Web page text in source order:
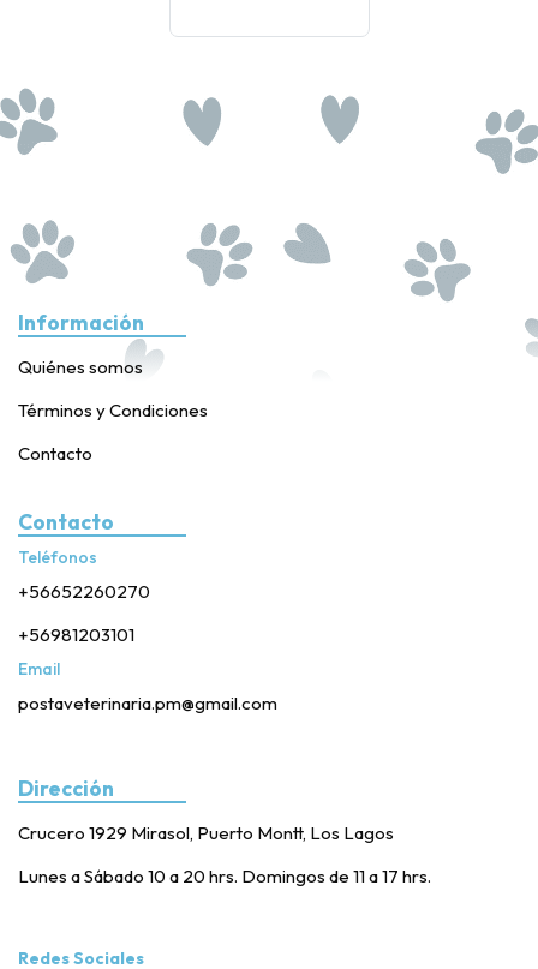
Información
Quiénes somos
Términos y Condiciones
Contacto
Contacto
Teléfonos
+56652260270
+56981203101
Email
postaveterinaria.pm@gmail.com
Dirección
Crucero 1929 Mirasol, Puerto Montt, Los Lagos
Lunes a Sábado 10 a 20 hrs. Domingos de 11 a 17 hrs.
Redes Sociales